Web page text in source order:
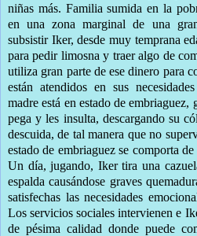
niñas más. Familia sumida en la
en una zona marginal de una
subsistir Iker, desde muy temprana
para pedir limosna y traer algo de
utiliza gran parte de ese dinero para
están atendidos en sus
madre está en estado de
pega y les insulta, descargando su
descuida, de tal manera que no
estado de embriaguez se comporta
Un día, jugando, Iker tira una
espalda causándose graves
satisfechas las necesidades
Los servicios sociales intervienen e
de pésima calidad donde puede